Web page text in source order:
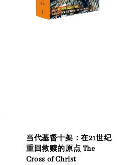
当代基督十架：在21世纪
重回救赎的原点 The
Cross of Christ